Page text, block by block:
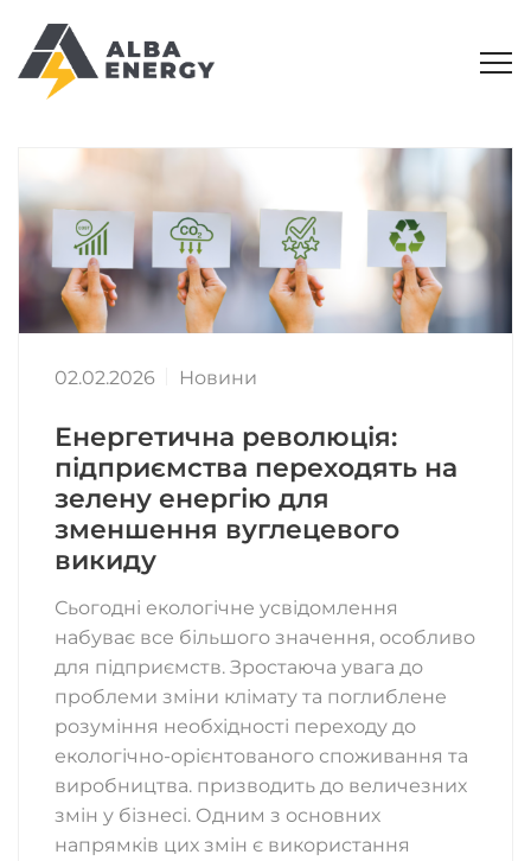
02.02.2026 Новини
Енергетична революція:
підприємства переходять на
зелену енергію для
зменшення вуглецевого
викиду
Сьогодні екологічне усвідомлення
набуває все більшого значення, особливо
для підприємств. Зростаюча увага до
проблеми зміни клімату та поглиблене
розуміння необхідності переходу до
екологічно-орієнтованого споживання та
виробництва. призводить до величезних
змін у бізнесі. Одним з основних
напрямків цих змін є використання